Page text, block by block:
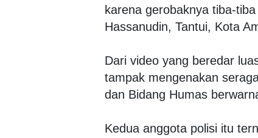
karena gerobaknya tiba-
Hassanudin, Tantui, Kota
Dari video yang beredar
tampak mengenakan
dan Bidang Humas
Kedua anggota polisi itu